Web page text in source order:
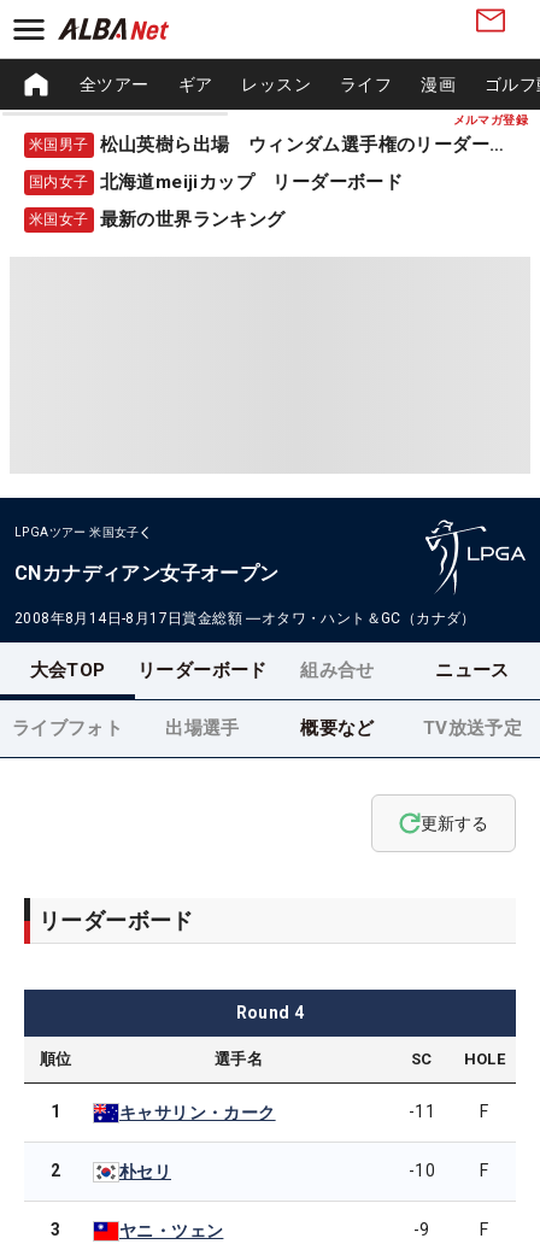
メルマガ登録
全ツアー ギア レッスン ライフ 漫画 ゴル
米国男子 松山英樹ら出場 ウィンダム選手権のリーダーボード
国内女子 北海道meijiカップ リーダーボード
米国女子 最新の世界ランキング
LPGAツアー 米国女子
CNカナディアン女子オープン
2008年8月14日-8月17日賞金総額 ―オタワ・ハント＆GC（カナダ）
大会TOP リーダーボード 組み合せ ニュース
ライブフォト 出場選手 概要など TV放送予定
更新する
リーダーボード
Round 4
順位 選手名 SC HOLE
1 キャサリン・カーク -11 F
2 朴セリ -10 F
3 ヤニ・ツェン -9 F